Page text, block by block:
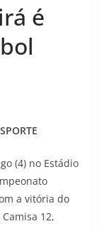
é
(4) no Estádio
a vitória do
12,